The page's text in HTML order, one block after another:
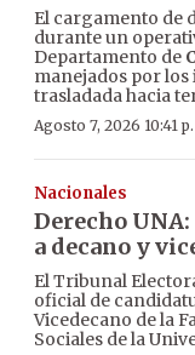
El cargamento de
durante un
Departamento de
manejados por
trasladada hacia
Agosto 7, 2026 10:41
Nacionales
Derecho
a decano y
El Tribunal
oficial de
Vicedecano de la
Sociales de la